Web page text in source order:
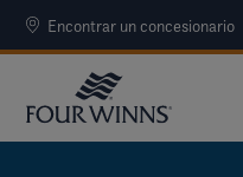
Encontrar un concesionario